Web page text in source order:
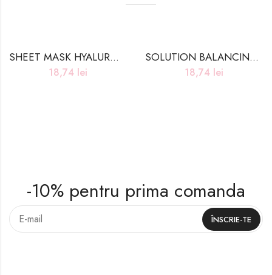
SHEET MASK HYALURONIC ACID – 25ml
18,74 lei
SOLUTION BALANCING CERAMIDE SHEET MASK – 25ml
18,74 lei
-10% pentru prima comanda